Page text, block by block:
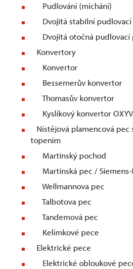
Pudlování (míchání)
Dvojitá stabilní pudlovací
Dvojitá otočná pudlovací
Konvertory
Konvertor
Bessemerův konvertor
Thomasův konvertor
Kyslíkový konvertor
Nístějová plamencová pec
topením
Martinský pochod
Martinská pec / Siemens-
Wellmannova pec
Talbotova pec
Tandemová pec
Kelímkové pece
Elektrické pece
Elektrické obloukové